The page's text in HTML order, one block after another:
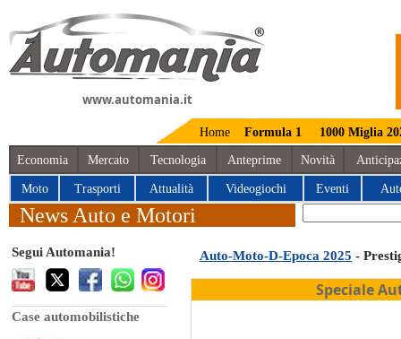
www.automania.it
Home Formula 1 1000 Miglia
Economia Mercato Tecnologia Anteprime Novità
Moto Trasporti Attualità Videogiochi Eventi
News Auto e Motori
Segui Automania!
Case automobilistiche
Auto-Moto-D-Epoca 2025 -
Speciale